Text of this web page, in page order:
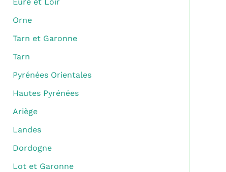
Orne
Tarn et Garonne
Tarn
Pyrénées Orientales
Hautes Pyrénées
Ariège
Landes
Dordogne
Lot et Garonne